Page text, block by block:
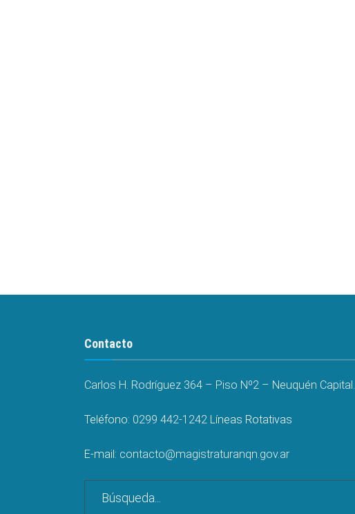
Contacto
Carlos H. Rodríguez 364 – Piso Nº2 – Neuquén Capital.
Teléfono: 0299 442-1242 Líneas Rotativas
E-mail: contacto@magistraturanqn.gov.ar